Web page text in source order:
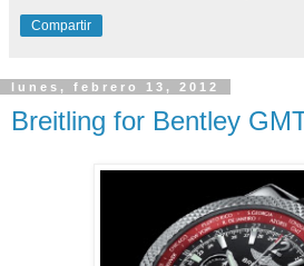
Compartir
lunes, febrero 13, 2012
Breitling for Bentley